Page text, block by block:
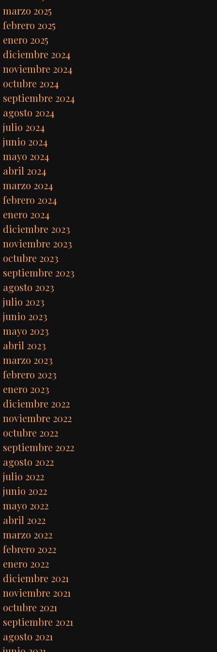
marzo 2025
febrero 2025
enero 2025
diciembre 2024
noviembre 2024
octubre 2024
septiembre 2024
agosto 2024
julio 2024
junio 2024
mayo 2024
abril 2024
marzo 2024
febrero 2024
enero 2024
diciembre 2023
noviembre 2023
octubre 2023
septiembre 2023
agosto 2023
julio 2023
junio 2023
mayo 2023
abril 2023
marzo 2023
febrero 2023
enero 2023
diciembre 2022
noviembre 2022
octubre 2022
septiembre 2022
agosto 2022
julio 2022
junio 2022
mayo 2022
abril 2022
marzo 2022
febrero 2022
enero 2022
diciembre 2021
noviembre 2021
octubre 2021
septiembre 2021
agosto 2021